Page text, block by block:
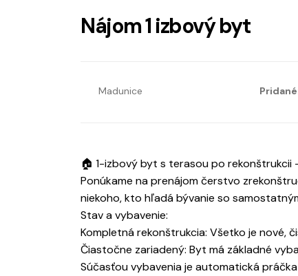
Nájom 1 izbový byt
Madunice
🏠 1-izbový byt s terasou po rekonštrukcii
Ponúkame na prenájom čerstvo
niekoho, kto hľadá bývanie so
Stav a vybavenie:
Kompletná rekonštrukcia: Všetko je nové,
Čiastočne zariadený: Byt má základné
Súčasťou vybavenia je automatická